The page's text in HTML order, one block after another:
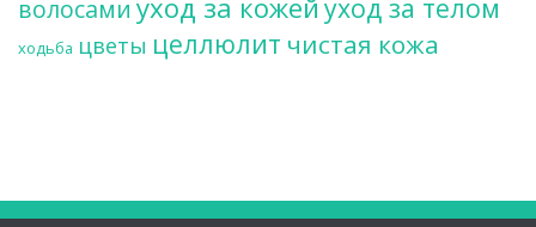
волосами уход за кожей уход за телом
ходьба цветы целлюлит чистая кожа